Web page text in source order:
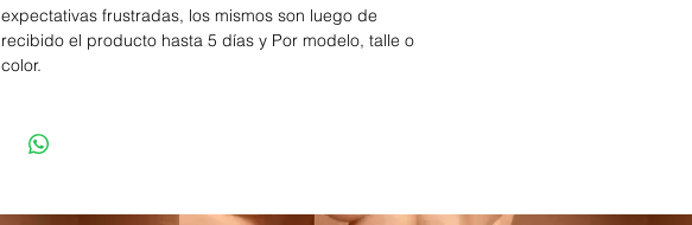
expectativas frustradas, los mismos son luego de
recibido el producto hasta 5 días y Por modelo, talle o
color.